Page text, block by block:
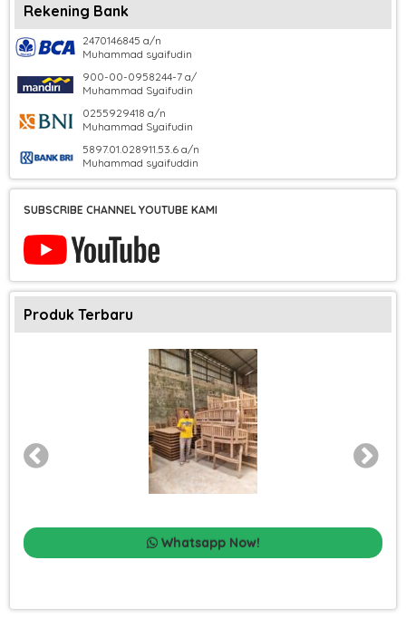
Rekening Bank
2470146845 a/n
Muhammad syaifudin
900-00-0958244-7 a/
Muhammad Syaifudin
0255929418 a/n
Muhammad Syaifudin
5897.01.028911.53.6 a/n
Muhammad syaifuddin
SUBSCRIBE CHANNEL YOUTUBE KAMI
Produk Terbaru
Whatsapp Now!